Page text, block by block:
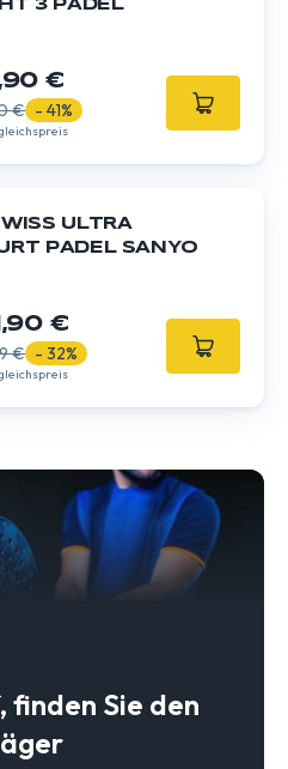
3 PADEL
€
€ - 41%
ULTRA
PADEL SANYO
€
€ - 32%
finden Sie den